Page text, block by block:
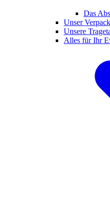
Das
Unser
Unsere
Alles für Ihr